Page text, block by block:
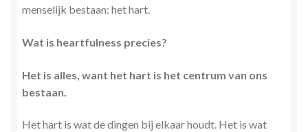
in woord en beeld
Priesteressen van Isis- Hal der Zuilen
menselijk bestaan: het hart.
Wat is heartfulness precies?
Het is alles, want het hart is het centrum van ons
bestaan.
Het hart is wat de dingen bij elkaar houdt. Het is wat